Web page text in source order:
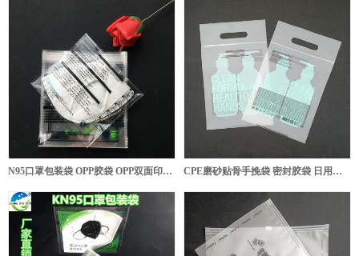
N95口罩包装袋 OPP胶袋 OPP双面印刷自粘袋 CPE磨砂贴骨手挽袋 密封胶袋 日用品包装